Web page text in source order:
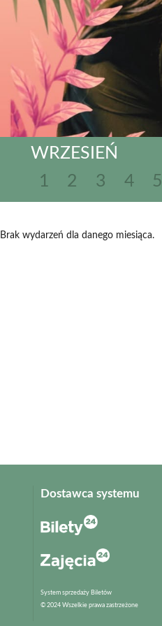
WRZESIEŃ
1
2 3 4 5
Brak wydarzeń dla danego miesiąca.
Dostawca systemu
System sprzedaży Biletów
© 2024 Wszelkie prawa zastrzeżone